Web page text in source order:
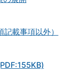
載事項以外）